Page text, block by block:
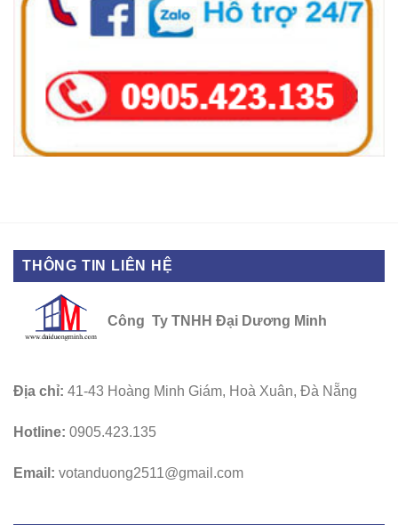
THÔNG TIN LIÊN HỆ
Công Ty TNHH Đại Dương Minh
Địa chỉ: 41-43 Hoàng Minh Giám, Hoà Xuân, Đà Nẵng
Hotline: 0905.423.135
Email: votanduong2511@gmail.com